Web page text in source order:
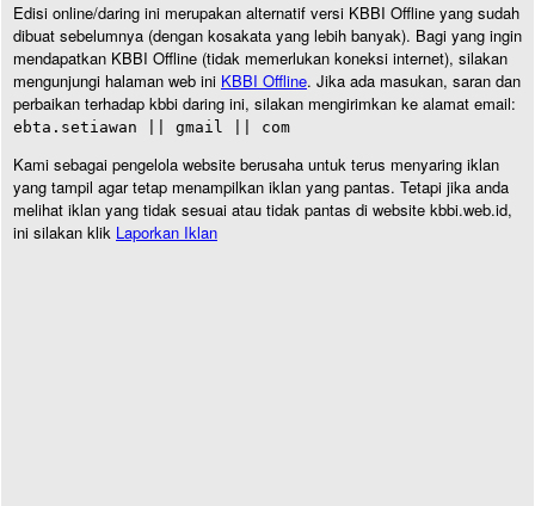
Edisi online/daring ini merupakan alternatif versi KBBI Offline yang sudah
dibuat sebelumnya (dengan kosakata yang lebih banyak). Bagi yang ingin
mendapatkan KBBI Offline (tidak memerlukan koneksi internet), silakan
mengunjungi halaman web ini KBBI Offline. Jika ada masukan, saran dan
perbaikan terhadap kbbi daring ini, silakan mengirimkan ke alamat email:
ebta.setiawan || gmail || com
Kami sebagai pengelola website berusaha untuk terus menyaring iklan
yang tampil agar tetap menampilkan iklan yang pantas. Tetapi jika anda
melihat iklan yang tidak sesuai atau tidak pantas di website kbbi.web.id,
ini silakan klik Laporkan Iklan